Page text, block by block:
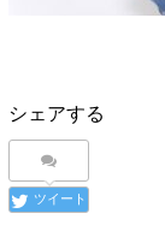
シェアする
ツイート